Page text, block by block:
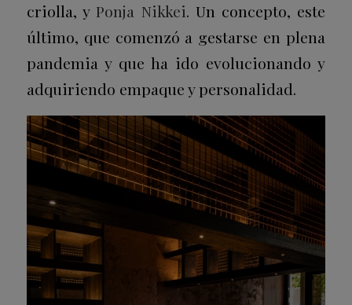
criolla, y Ponja Nikkei. Un concepto, este
último, que comenzó a gestarse en plena
pandemia y que ha ido evolucionando y
adquiriendo empaque y personalidad.